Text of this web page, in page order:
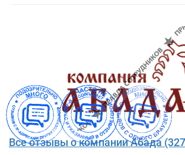
Все отзывы о компании Абада